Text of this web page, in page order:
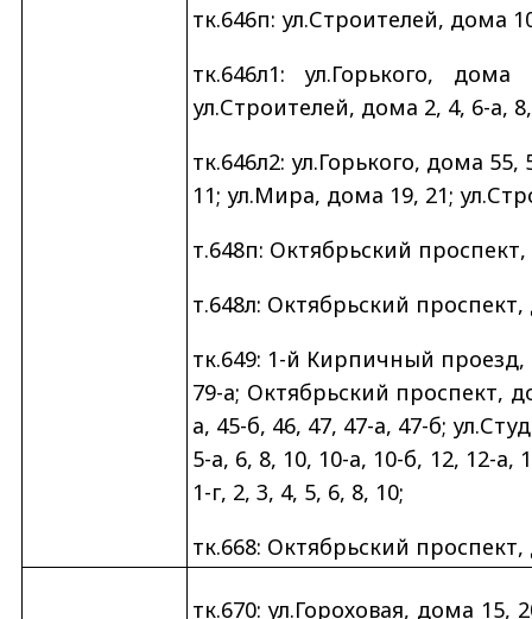
тк.646п: ул.Строителей, дома
тк.646л1: ул.Горького,
ул.Строителей, дома 2, 4, 6-а,
тк.646л2: ул.Горького, дома
11; ул.Мира, дома 19, 21;
т.648п: Октябрьский проспект,
т.648л: Октябрьский
тк.649: 1-й Кирпичный проезд,
79-а; Октябрьский проспект,
а, 45-б, 46, 47, 47-а, 47-б;
5-а, 6, 8, 10, 10-а, 10-б, 12, 12-а,
1-г, 2, 3, 4, 5, 6, 8, 10;
тк.668: Октябрьский проспект,
тк.670: ул.Гороховая, дома 15,